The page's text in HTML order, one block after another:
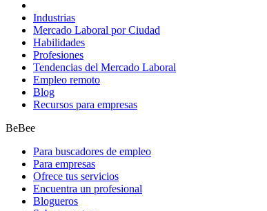
Industrias
Mercado Laboral por Ciudad
Habilidades
Profesiones
Tendencias del Mercado Laboral
Empleo remoto
Blog
Recursos para empresas
BeBee
Para buscadores de empleo
Para empresas
Ofrece tus servicios
Encuentra un profesional
Blogueros